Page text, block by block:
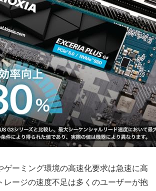
ゲーミング環境の高速化要求は急速に高
レージの速度不足は多くのユーザーが抱